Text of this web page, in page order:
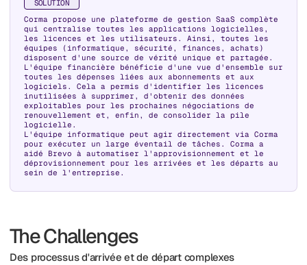
SOLUTION
Corma propose une plateforme de gestion SaaS complète
qui centralise toutes les applications logicielles,
les licences et les utilisateurs. Ainsi, toutes les
équipes (informatique, sécurité, finances, achats)
disposent d'une source de vérité unique et partagée.
L'équipe financière bénéficie d'une vue d'ensemble sur
toutes les dépenses liées aux abonnements et aux
logiciels. Cela a permis d'identifier les licences
inutilisées à supprimer, d'obtenir des données
exploitables pour les prochaines négociations de
renouvellement et, enfin, de consolider la pile
logicielle.
L'équipe informatique peut agir directement via Corma
pour exécuter un large éventail de tâches. Corma a
aidé Brevo à automatiser l'approvisionnement et le
déprovisionnement pour les arrivées et les départs au
sein de l'entreprise.
The Challenges
Des processus d'arrivée et de départ complexes